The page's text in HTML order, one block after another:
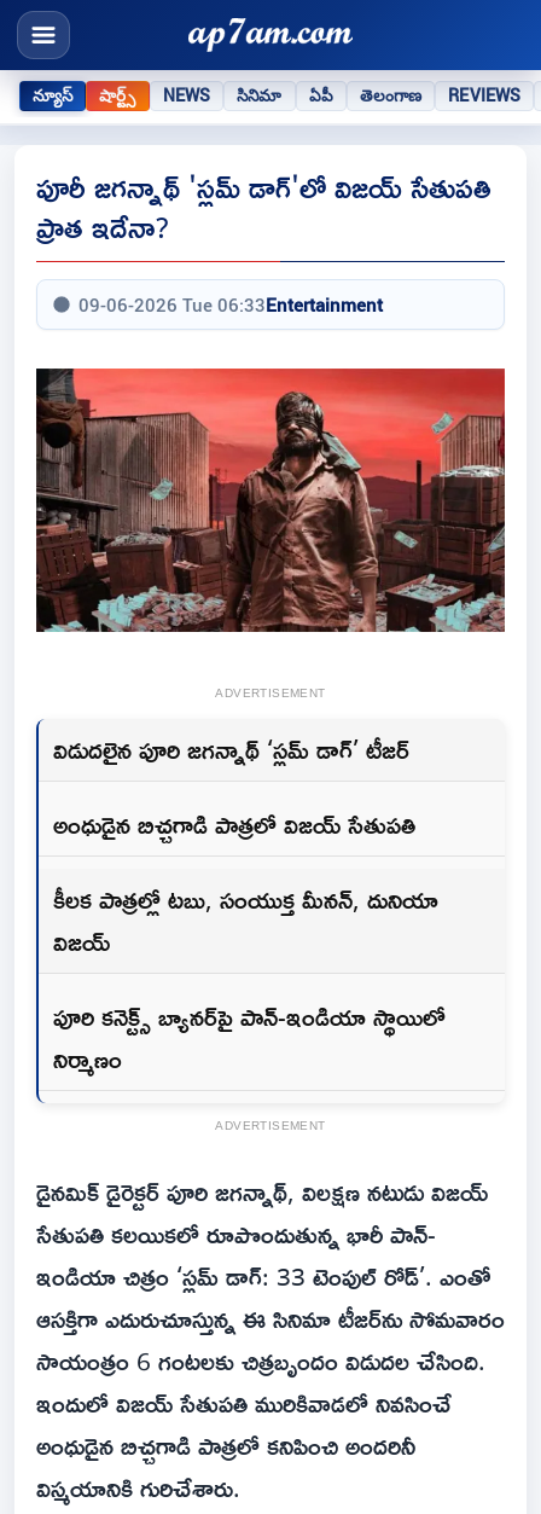
న్యూస్ షార్ట్స్ NEWS సినిమా ఏపీ తెలంగాణ REVIEWS
పూరీ జగన్నాథ్ 'స్లమ్ డాగ్'లో విజయ్ సేతుపతి
ప్రాత ఇదేనా?
09-06-2026 Tue 06:33Entertainment
ADVERTISEMENT
విడుదలైన పూరి జగన్నాథ్ ‘స్లమ్ డాగ్’ టీజర్
అంధుడైన బిచ్చగాడి పాత్రలో విజయ్ సేతుపతి
కీలక పాత్రల్లో టబు, సంయుక్త మీనన్, దునియా
విజయ్
పూరి కనెక్ట్స్ బ్యానర్‌పై పాన్-ఇండియా స్థాయిలో
నిర్మాణం
ADVERTISEMENT
డైనమిక్ డైరెక్టర్ పూరి జగన్నాథ్, విలక్షణ నటుడు విజయ్
సేతుపతి కలయికలో రూపొందుతున్న భారీ పాన్-
ఇండియా చిత్రం ‘స్లమ్ డాగ్: 33 టెంపుల్ రోడ్’. ఎంతో
ఆసక్తిగా ఎదురుచూస్తున్న ఈ సినిమా టీజర్‌ను సోమవారం
సాయంత్రం 6 గంటలకు చిత్రబృందం విడుదల చేసింది.
ఇందులో విజయ్ సేతుపతి మురికివాడలో నివసించే
అంధుడైన బిచ్చగాడి పాత్రలో కనిపించి అందరినీ
విస్మయానికి గురిచేశారు.